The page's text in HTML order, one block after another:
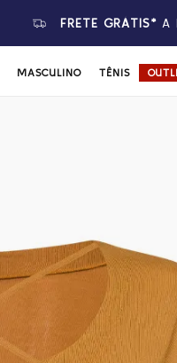
FRETE GRÁTIS* A
MASCULINO TÊNIS